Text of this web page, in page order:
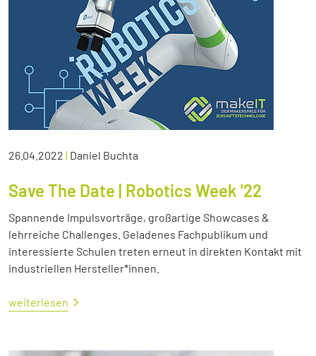
26.04.2022 | Daniel Buchta
Save The Date | Robotics Week '22
Spannende Impulsvorträge, großartige Showcases &
lehrreiche Challenges. Geladenes Fachpublikum und
interessierte Schulen treten erneut in direkten Kontakt mit
industriellen Hersteller*innen.
weiterlesen